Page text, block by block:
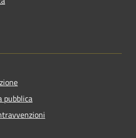
pubblica